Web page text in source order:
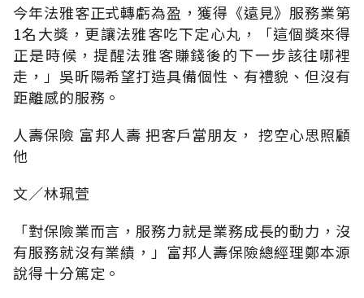
今年法雅客正式轉虧為盈，獲得《遠見》服務業第
1名大獎，更讓法雅客吃下定心丸，「這個獎來得
正是時候，提醒法雅客賺錢後的下一步該往哪裡
走，」吳昕陽希望打造具備個性、有禮貌、但沒有
距離感的服務。
人壽保險 富邦人壽 把客戶當朋友， 挖空心思照顧
他
文∕林珮萱
「對保險業而言，服務力就是業務成長的動力，沒
有服務就沒有業績，」富邦人壽保險總經理鄭本源
說得十分篤定。